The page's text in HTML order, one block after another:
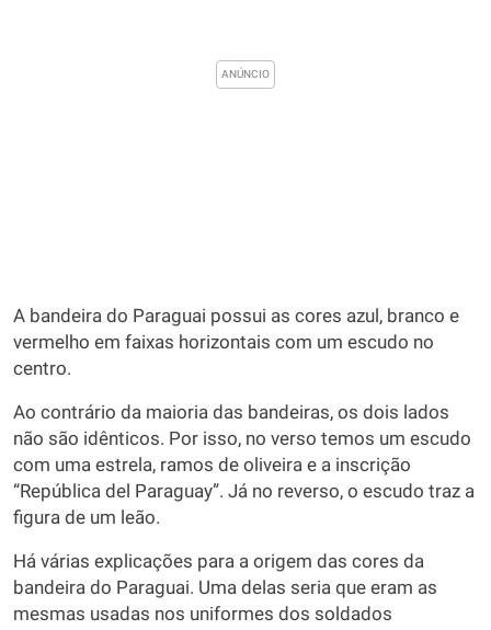
A bandeira do Paraguai possui as cores azul, branco e
vermelho em faixas horizontais com um escudo no
centro.
Ao contrário da maioria das bandeiras, os dois lados
não são idênticos. Por isso, no verso temos um escudo
com uma estrela, ramos de oliveira e a inscrição
“República del Paraguay”. Já no reverso, o escudo traz a
figura de um leão.
Há várias explicações para a origem das cores da
bandeira do Paraguai. Uma delas seria que eram as
mesmas usadas nos uniformes dos soldados